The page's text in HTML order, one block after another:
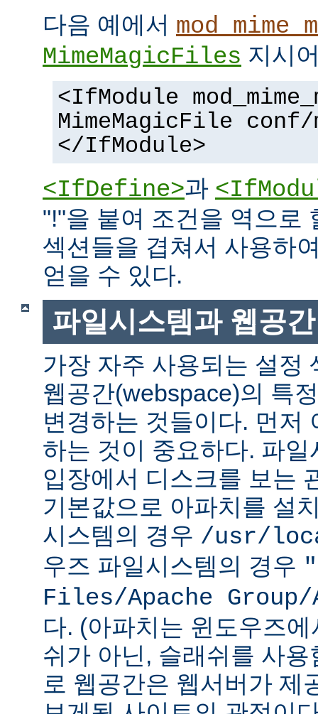
다음 예에서
MimeMagicFiles 지시
<IfModule
MimeMagicFile conf/
</IfModule>
<IfDefine>과
"!"을 붙여 조건을 역으로
섹션들을 겹쳐서 사용하
얻을 수 있다.
파일시스템과 웹공간
가장 자주 사용되는 설정
웹공간(webspace)의 특
변경하는 것들이다. 먼저
하는 것이 중요하다. 파
입장에서 디스크를 보는
기본값으로 아파치를 설
시스템의 경우 /usr/
우즈 파일시스템의 경우
Files/Apache Group/
다. (아파치는 윈도우즈
쉬가 아닌, 슬래쉬를 사
로 웹공간은 웹서버가 제